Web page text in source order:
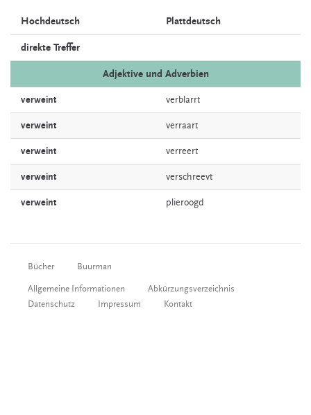
Hochdeutsch Plattdeutsch
direkte Treffer
Adjektive und Adverbien
verweint verblarrt
verweint verraart
verweint verreert
verweint verschreevt
verweint plieroogd
Bücher Buurman
Allgemeine Informationen
Abkürzungsverzeichnis
Datenschutz
Impressum Kontakt